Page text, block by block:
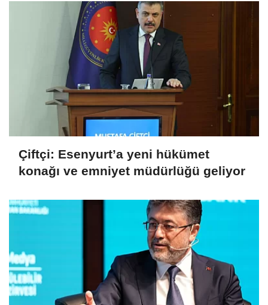
Çiftçi: Esenyurt’a yeni hükümet
konağı ve emniyet müdürlüğü geliyor